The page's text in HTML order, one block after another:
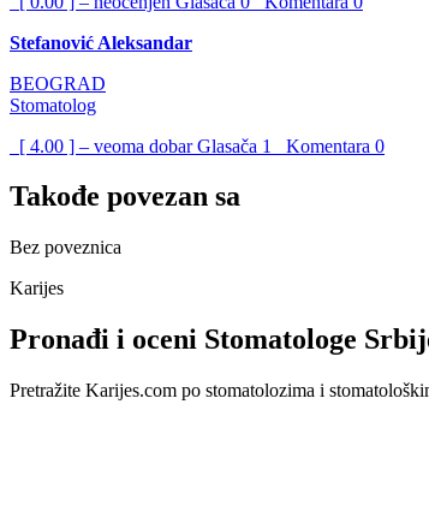
Stefanović Aleksandar
BEOGRAD
Stomatolog
[ 4.00 ] – veoma dobarGlasača 1 Komentara 0
Takođe povezan sa
Bez poveznica
Karijes
Pronađi i oceni Stomatologe
Pretražite Karijes.com po stomatolozima i